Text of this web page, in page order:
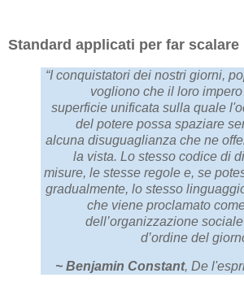
Standard applicati per far scalare
“I conquistatori dei nostri giorni,
vogliono che il loro
superficie unificata sulla quale
del potere possa spaziare
alcuna disuguaglianza che ne
la vista. Lo stesso codice di
misure, le stesse regole e, se
gradualmente, lo stesso
che viene proclamato
dell’organizzazione
d’ordine del
~ Benjamin Constant, De